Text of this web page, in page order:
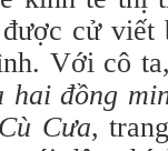
cử viết
Với cô
hai đồng
Cưa,